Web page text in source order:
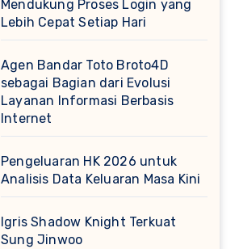
Mendukung Proses Login yang
Lebih Cepat Setiap Hari
Agen Bandar Toto Broto4D
sebagai Bagian dari Evolusi
Layanan Informasi Berbasis
Internet
Pengeluaran HK 2026 untuk
Analisis Data Keluaran Masa Kini
Igris Shadow Knight Terkuat
Sung Jinwoo